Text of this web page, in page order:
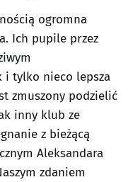
ogromna
Ich pupile przez
i tylko nieco lepsza
zmuszony podzielić
inny klub ze
z bieżącą
Aleksandara
zdaniem